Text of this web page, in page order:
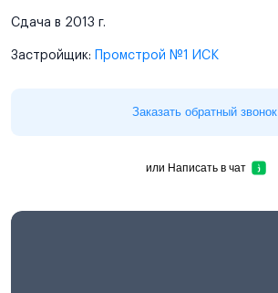
Сдача в 2013 г.
Застройщик: Промстрой №1 ИСК
Заказать обратный звонок
или Написать в чат